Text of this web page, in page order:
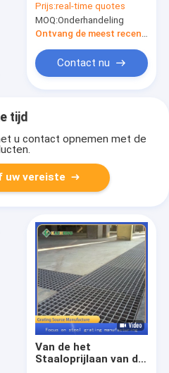
Roosterdekking van
het Roestvrij
staalafvoerkanaal
Prijs:real-time quotes
MOQ:Onderhandeling
Ontvang de meest recente Prijs
Contact nu
tijd
u contact opnemen met de
uw vereiste
Van de het
Staaloprijlaan van de